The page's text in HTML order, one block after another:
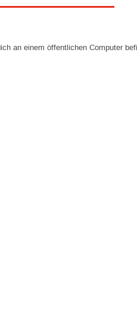
an einem öffentlichen Computer